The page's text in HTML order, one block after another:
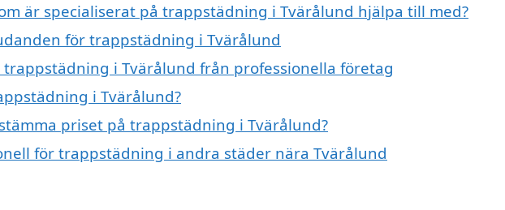
är specialiserat på trappstädning i Tvärålund hjälpa till med?
för trappstädning i Tvärålund
i Tvärålund från professionella företag
i Tvärålund?
priset på trappstädning i Tvärålund?
för trappstädning i andra städer nära Tvärålund